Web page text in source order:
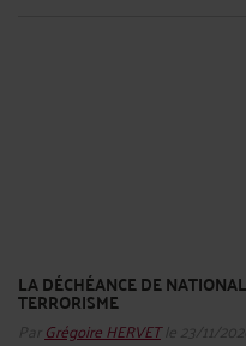
LA DÉCHÉANCE DE
TERRORISME
Par Grégoire HERVETle 23/11/